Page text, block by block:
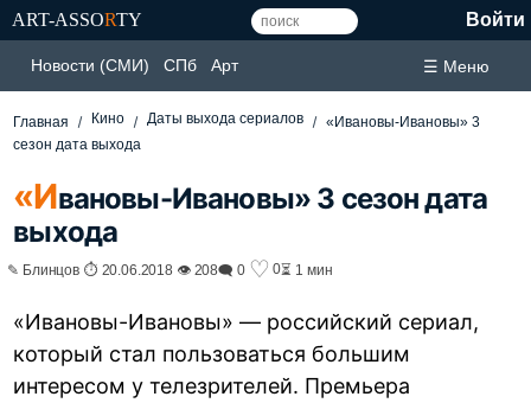
ART-ASSORTY Войти
Новости (СМИ) СПб Арт ☰ Меню
Главная Кино Даты выхода сериалов
«Ивановы-Ивановы» 3
сезон дата выхода
«Ивановы-Ивановы» 3 сезон дата
выхода
✎ Блинцов ⏱ 20.06.2018 👁 208🗨 0 ♡ 0⏳ 1 мин
«Ивановы-Ивановы» — российский сериал,
который стал пользоваться большим
интересом у телезрителей. Премьера